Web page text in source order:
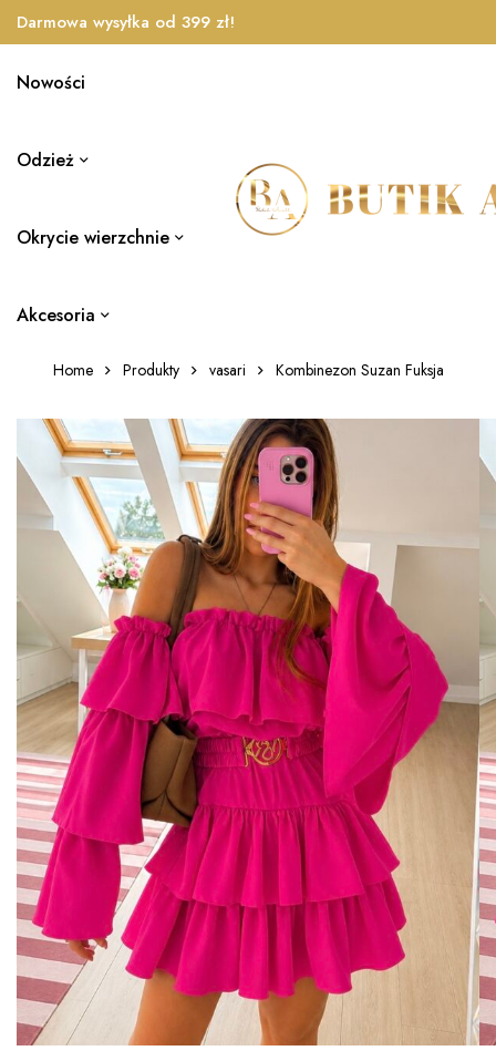
Darmowa wysyłka od 399 zł!
Nowości
Odzież
Okrycie wierzchnie
Akcesoria
Home Produkty vasari Kombinezon Suzan Fuksja